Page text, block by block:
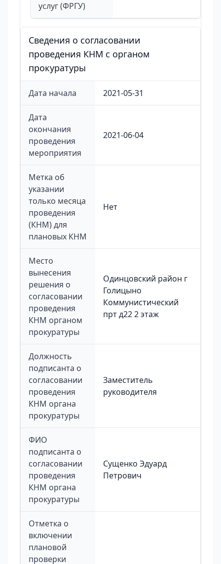
услуг (ФРГУ)
Сведения о согласовании
проведения КНМ с органом
прокуратуры
Дата начала 2021-05-31
Дата
окончания
проведения
мероприятия
2021-06-04
Метка об
указании
только месяца
проведения
(КНМ) для
плановых КНМ
Нет
Место
вынесения
решения о
согласовании
проведения
КНМ органом
прокуратуры
Одинцовский район г
Голицыно
Коммунистический
прт д22 2 этаж
Должность
подписанта о
согласовании
проведения
КНМ органа
прокуратуры
Заместитель
руководителя
ФИО
подписанта о
согласовании
проведения
КНМ органа
прокуратуры
Сущенко Эдуард
Петрович
Отметка о
включении
плановой
проверки